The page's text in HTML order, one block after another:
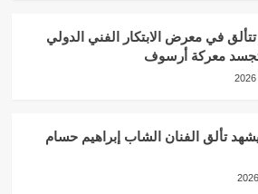
تتألق في معرض الابتكار الفني الدولي
تجسد معركة أرسوف
تألق الفنان الشاب إبراهيم حسام